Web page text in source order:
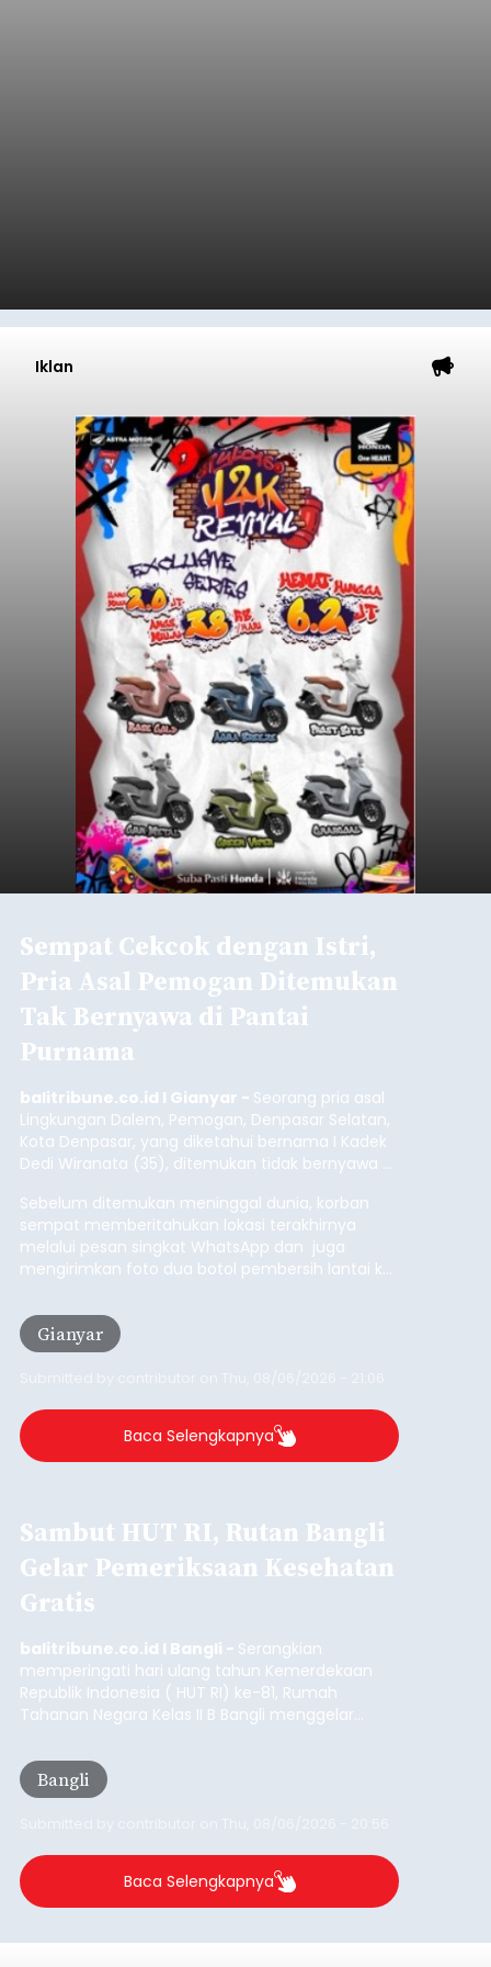
Iklan
Sempat Cekcok dengan Istri,
Pria Asal Pemogan Ditemukan
Tak Bernyawa di Pantai
Purnama
balitribune.co.id I Gianyar - Seorang pria asal
Lingkungan Dalem, Pemogan, Denpasar Selatan,
Kota Denpasar, yang diketahui bernama I Kadek
Dedi Wiranata (35), ditemukan tidak bernyawa di
Sebelum ditemukan meninggal dunia, korban
sempat memberitahukan lokasi terakhirnya
melalui pesan singkat WhatsApp dan juga
mengirimkan foto dua botol pembersih lantai ke
Gianyar
Baca Selengkapnya
Sambut HUT RI, Rutan Bangli
Gelar Pemeriksaan Kesehatan
Gratis
balitribune.co.id I Bangli - Serangkian
memperingati hari ulang tahun Kemerdekaan
Republik Indonesia ( HUT RI) ke-81, Rumah
Tahanan Negara Kelas II B Bangli menggelar
(6/8/2026).
Bangli
Baca Selengkapnya